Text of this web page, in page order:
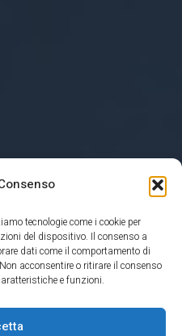
tecnologie come i cookie per
del dispositivo. Il consenso a
dati come il comportamento di
acconsentire o ritirare il consenso
e funzioni.